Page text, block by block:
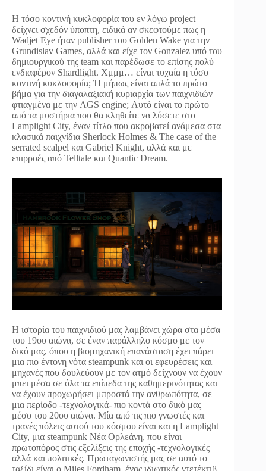
Η τόσο κοντινή κυκλοφορία του εν λόγω project
δείχνει σχεδόν ύποπτη, ειδικά αν σκεφτούμε πως η
Wadjet Eye ήταν publisher του Golden Wake για την
Grundislav Games, αλλά και είχε τον Gonzalez υπό του
δημιουργικού της team και παρέδωσε το επίσης πολύ
ενδιαφέρον Shardlight. Χμμμ… είναι τυχαία η τόσο
κοντινή κυκλοφορία; Ή μήπως είναι απλά το πρώτο
βήμα για την διαγαλαξιακή κυριαρχία των παιχνιδιών
φτιαγμένα με την AGS engine; Αυτό είναι το πρώτο
από τα μυστήρια που θα κληθείτε να λύσετε στο
Lamplight City, έναν τίτλο που ακροβατεί ανάμεσα στα
κλασικά παιχνίδια Sherlock Holmes & The case of the
serrated scalpel και Gabriel Knight, αλλά και με
επιρροές από Telltale και Quantic Dream.
H ιστορία του παιχνιδιού μας λαμβάνει χώρα στα μέσα
του 19ου αιώνα, σε έναν παράλληλο κόσμο με τον
δικό μας, όπου η βιομηχανική επανάσταση έχει πάρει
μια πιο έντονη νότα steampunk και οι εφευρέσεις και
μηχανές που δουλεύουν με τον ατμό δείχνουν να έχουν
μπει μέσα σε όλα τα επίπεδα της καθημερινότητας και
να έχουν προχωρήσει μπροστά την ανθρωπότητα, σε
μια περίοδο -τεχνολογικά- πιο κοντά στο δικό μας
μέσο του 20ου αιώνα. Μία από τις πιο γνωστές και
τρανές πόλεις αυτού του κόσμου είναι και η Lamplight
City, μια steampunk Νέα Ορλεάνη, που είναι
πρωτοπόρος στις εξελίξεις της εποχής -τεχνολογικές
αλλά και πολιτικές. Πρωταγωνιστής μας σε αυτό το
ταξίδι είναι ο Miles Fordham, ένας ιδιωτικός ντετέκτιβ